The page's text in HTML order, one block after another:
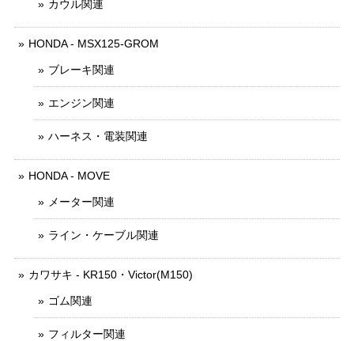
カウル関連
HONDA - MSX125-GROM
ブレーキ関連
エンジン関連
ハーネス・電装関連
HONDA - MOVE
メーター関連
ライン・ケーブル関連
カワサキ - KR150・Victor(M150)
ゴム関連
フィルター関連